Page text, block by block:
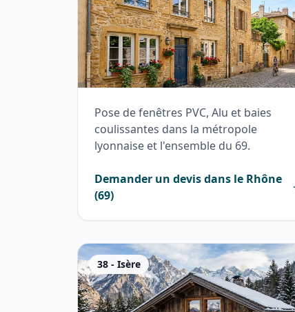
Pose de fenêtres PVC, Alu et baies
coulissantes dans la métropole
lyonnaise et l'ensemble du 69.
Demander un devis dans le Rhône
(69)
38 - Isère